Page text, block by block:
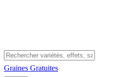
Graines Gratuites